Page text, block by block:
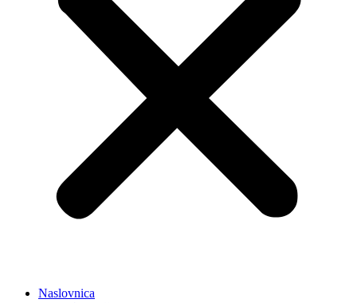
Naslovnica